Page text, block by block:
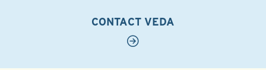
CONTACT VEDA